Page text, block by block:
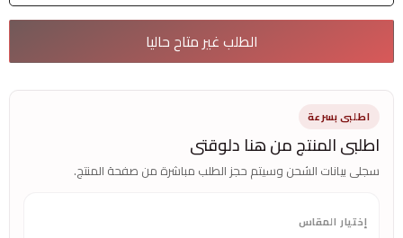
الطلب غير متاح حاليا
اطلبى بسرعة
اطلبى المنتج من هنا دلوقتى
سجلى بيانات الشحن وسيتم حجز الطلب مباشرة من صفحة المنتج.
إختيار المقاس